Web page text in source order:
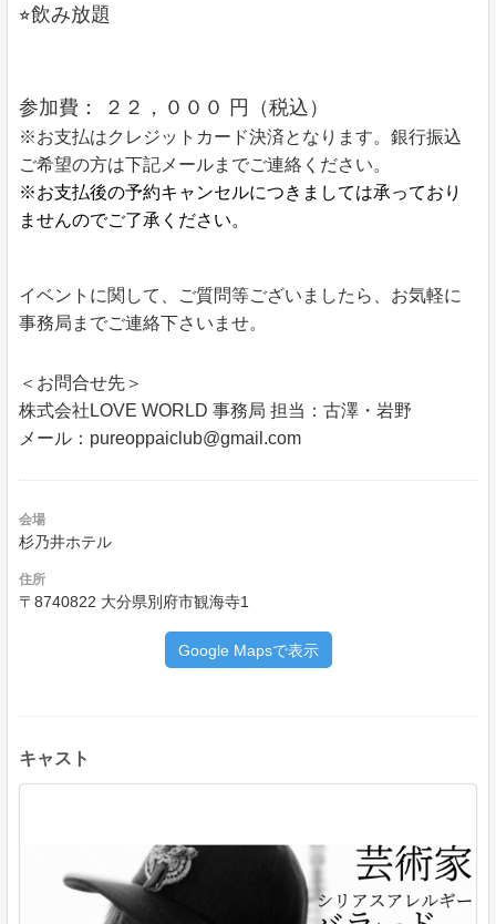
⭐︎飲み放題
参加費： ２２，０００ 円（税込）
※お支払はクレジットカード決済となります。銀行振込
ご希望の方は下記メールまでご連絡ください。
※お支払後の予約キャンセルにつきましては承っており
ませんのでご了承ください。
イベントに関して、ご質問等ございましたら、お気軽に
事務局までご連絡下さいませ。
＜お問合せ先＞
株式会社LOVE WORLD 事務局 担当：古澤・岩野
メール：pureoppaiclub@gmail.com
会場
杉乃井ホテル
住所
〒8740822 大分県別府市観海寺1
Google Mapsで表示
キャスト